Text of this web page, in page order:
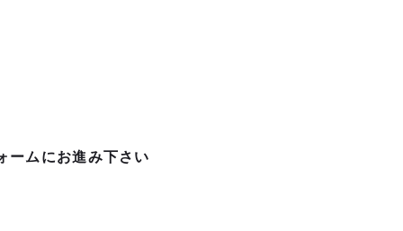
ームにお進み下さい